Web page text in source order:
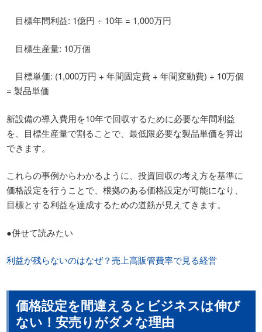
目標年間利益: 1億円 ÷ 10年 = 1,000万円
目標生産量: 10万個
目標単価: (1,000万円 + 年間固定費 + 年間変動費) ÷ 10万個
= 製品単価
新設備の導入費用を10年で回収するために必要な年間利益
を、目標生産量で割ることで、最低限必要な製品単価を算出
できます。
これらの事例からわかるように、投資回収の考え方を基準に
価格設定を行うことで、根拠のある価格設定が可能になり、
目標とする利益を達成するための道筋が見えてきます。
●併せて読みたい
利益が残らないのはなぜ？売上高販管費率で見る経営
価格設定を間違えるとビジネスは伸び
ない！安売りがダメな理由